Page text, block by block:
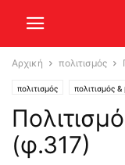
Αρχική πολιτισμός
πολιτισμός πολιτισμός
(φ.317)